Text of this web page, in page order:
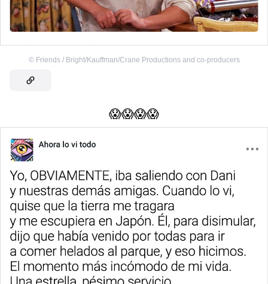
© Friends / Bright/Kauffman/Crane Productions and co-producers
😱😱😱😱